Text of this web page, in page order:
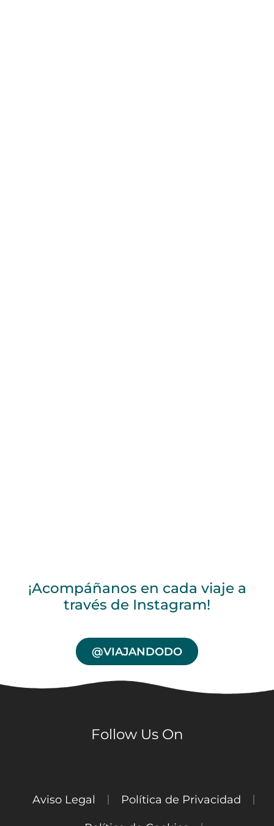
¡Acompáñanos en cada viaje a
través de Instagram!
@VIAJANDODO
Follow Us On
Aviso Legal Política de Privacidad